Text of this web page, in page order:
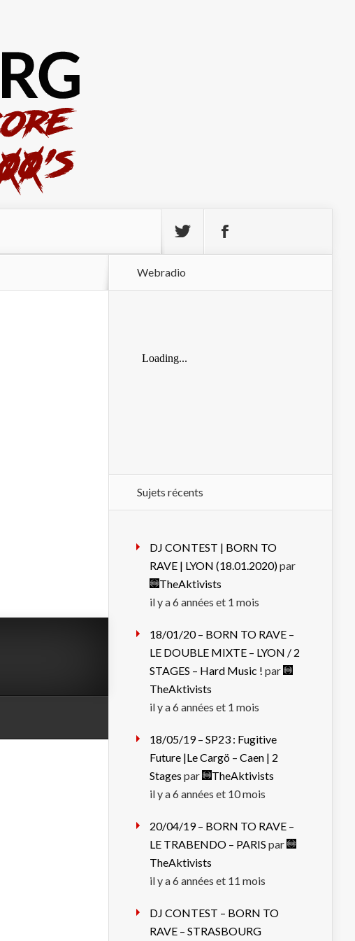
Webradio
Sujets récents
DJ CONTEST | BORN TO
RAVE | LYON (18.01.2020)par
TheAktivists
il y a 6 années et 1 mois
18/01/20 – BORN TO RAVE –
LE DOUBLE MIXTE – LYON / 2
STAGES – Hard Music ! par
TheAktivists
il y a 6 années et 1 mois
18/05/19 – SP23 : Fugitive
Future |Le Cargö – Caen | 2
Stages par
TheAktivists
il y a 6 années et 10 mois
20/04/19 – BORN TO RAVE –
LE TRABENDO – PARIS par
TheAktivists
il y a 6 années et 11 mois
DJ CONTEST – BORN TO
RAVE – STRASBOURG